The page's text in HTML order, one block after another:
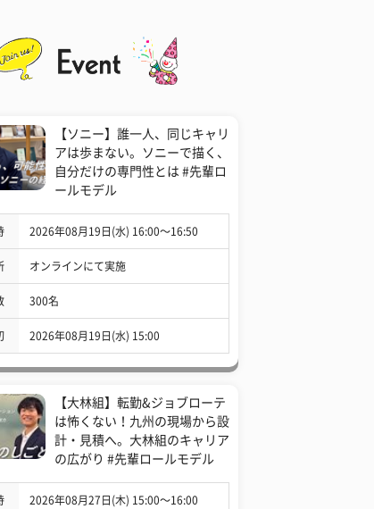
【ソニー】誰一人、同じキャリ
アは歩まない。ソニーで描く、
自分だけの専門性とは #先輩ロ
ールモデル
2026年08月19日(水) 16:00〜16:50
オンラインにて実施
300名
2026年08月19日(水) 15:00
【大林組】転勤&ジョブローテ
は怖くない！九州の現場から設
計・見積へ。大林組のキャリア
の広がり #先輩ロールモデル
2026年08月27日(木) 15:00〜16:00